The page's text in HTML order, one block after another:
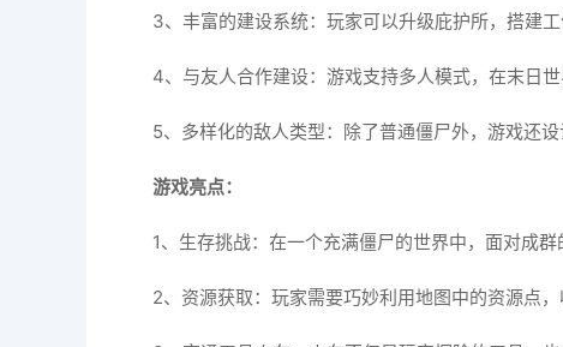
3、丰富的建设系统：玩家可以升级庇护所，搭建
4、与友人合作建设：游戏支持多人模式，在末日
5、多样化的敌人类型：除了普通僵尸外，游戏还
游戏亮点：
1、生存挑战：在一个充满僵尸的世界中，面对成
2、资源获取：玩家需要巧妙利用地图中的资源点